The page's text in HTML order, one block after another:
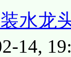
水龙
14,